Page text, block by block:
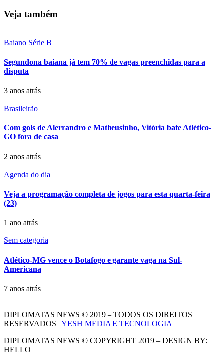
Veja também
Baiano Série B
Segundona baiana já tem 70% de vagas preenchidas para a
disputa
3 anos atrás
Brasileirão
Com gols de Alerrandro e Matheusinho, Vitória bate Atlético-
GO fora de casa
2 anos atrás
Agenda do dia
Veja a programação completa de jogos para esta quarta-feira
(23)
1 ano atrás
Sem categoria
Atlético-MG vence o Botafogo e garante vaga na Sul-
Americana
7 anos atrás
DIPLOMATAS NEWS © 2019 – TODOS OS DIREITOS
RESERVADOS | YESH MEDIA E TECNOLOGIA
DIPLOMATAS NEWS © COPYRIGHT 2019 – DESIGN BY:
HELLO